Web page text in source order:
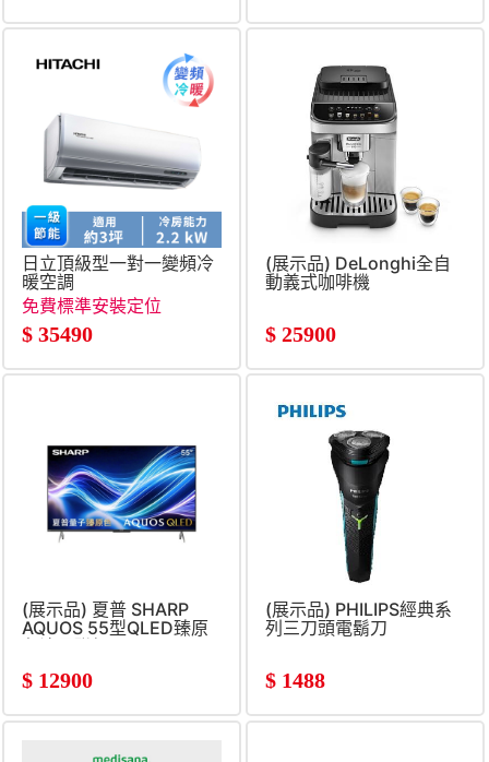
日立頂級型一對一變頻冷
暖空調
免費標準安裝定位
$ 35490
(展示品) DeLonghi全自
動義式咖啡機
$ 25900
(展示品) 夏普 SHARP
AQUOS 55型QLED臻原
色液晶聯網顯
$ 12900
(展示品) PHILIPS經典系
列三刀頭電鬍刀
$ 1488